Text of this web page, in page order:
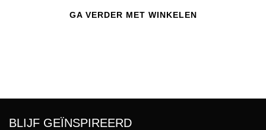
GA VERDER MET WINKELEN
BLIJF GEÏNSPIREERD